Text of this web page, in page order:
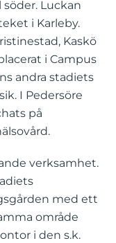
Luckan
i Karleby.
Kaskö
i Campus
andra stadiets
I Pedersöre
på
verksamhet.
med ett
område
i den s.k.